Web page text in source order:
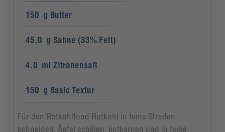
150 g Butter
45,0 g Sahne (33% Fett)
4,0 ml Zitronensaft
150 g Basic Textur
Für den Rotkohlfond Rotkohl in feine Streifen
schneiden. Äpfel schälen, entkernen und in feine